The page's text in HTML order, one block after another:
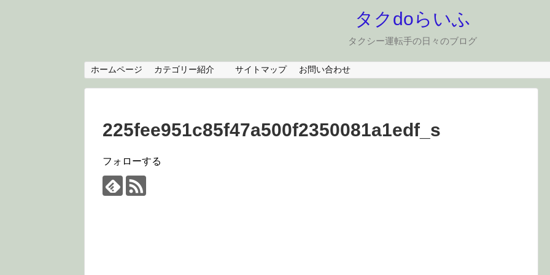
タクdoらいふ
タクシー運転手の日々のブログ
ホームページ カテゴリー紹介 サイトマップ お問い合わせ
225fee951c85f47a500f2350081a1edf_s
フォローする